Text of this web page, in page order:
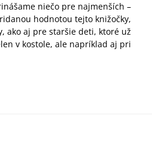
niečo pre najmenších –
hodnotou tejto knižočky,
ako aj pre staršie deti, ktoré už
v kostole, ale napríklad aj pri